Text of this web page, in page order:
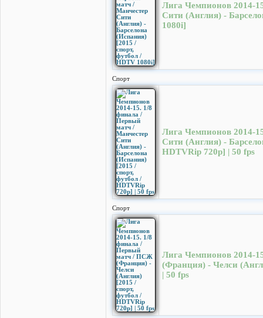
Лига Чемпионов 2014-
Сити (Англия) -
1080i]
Спорт
Лига Чемпионов 2014-
Сити (Англия) -
HDTVRip 720p] | 50 fps
Спорт
Лига Чемпионов 2014-
(Франция) - Челси
| 50 fps